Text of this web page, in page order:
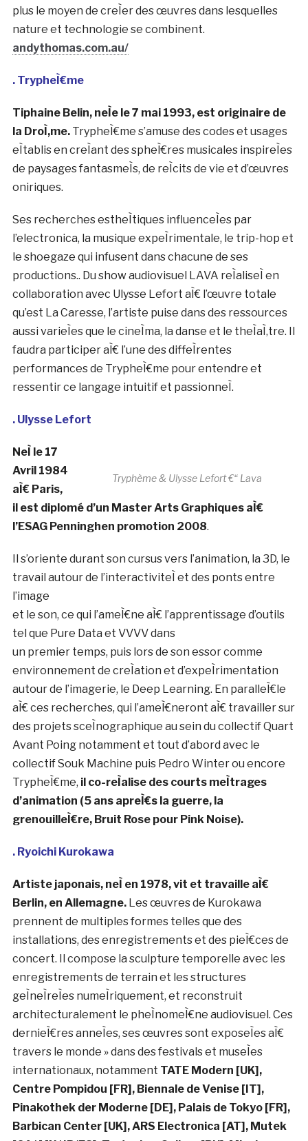
de la socieÌteÌ affectent les systeÌ€mes naturels de
vie. Ces dernieÌ€res anneÌes, Thomas a commenceÌ
aÌ€ expeÌrimenter des logiciels audio numeÌriques,
Cette nouvelle seÌrie d’installations videÌo animeÌes
repreÌsente visuellement les voix de la nature et
creÌe un environnement eÌtrange de son et de
lumieÌ€re. GraÌ‚ce aÌ€ cette nouvelle voie
d’investigation artistique, Thomas trouve une fois de
plus le moyen de creÌer des œuvres dans lesquelles
andythomas.com.au/
. TrypheÌ€me
Tiphaine Belin, neÌe le 7 mai 1993, est originaire de
la DroÌ‚me.TrypheÌ€me s’amuse des codes et usages
eÌtablis en creÌant des spheÌ€res musicales inspireÌes
de paysages fantasmeÌs, de reÌcits de vie et d’œuvres
oniriques.
Ses recherches estheÌtiques influenceÌes par
le shoegaze qui infusent dans chacune de ses
productions.. Du show audiovisuel LAVA reÌaliseÌ en
collaboration avec Ulysse Lefort aÌ€ l’œuvre totale
qu’est La Caresse, l’artiste puise dans des ressources
aussi varieÌes que le cineÌma, la danse et le theÌaÌ‚tre. Il
faudra participer aÌ€ l’une des diffeÌrentes
ressentir ce langage intuitif et passionneÌ.
. Ulysse Lefort
Tryphème & Ulysse Lefort €“ Lava
NeÌ le 17
Avril 1984
aÌ€ Paris,
il est
diplomé
d’un
Master
Arts
Graphiques aÌ€ l’ESAG Penninghen promotion 2008
travail autour de l’interactiviteÌ et des ponts entre
l’image
et le son, ce qui l’ameÌ€ne aÌ€ l’apprentissage d’outils
tel que Pure Data et VVVV dans
un premier temps, puis lors de son essor comme
environnement de creÌation et d’expeÌrimentation
autour de l’imagerie, le Deep Learning. En paralleÌ€le
aÌ€ ces recherches, qui l’ameÌ€neront aÌ€ travailler sur
des projets sceÌnographique au sein du collectif Quart
Avant Poing notamment et tout d’abord avec le
collectif Souk Machine puis Pedro Winter ou encore
TrypheÌ€me,
il co-reÌalise des courts meÌtrages
d’animation (5 ans apreÌ€s la guerre, la
grenouilleÌ€re, Bruit Rose pour Pink Noise).
. Ryoichi Kurokawa